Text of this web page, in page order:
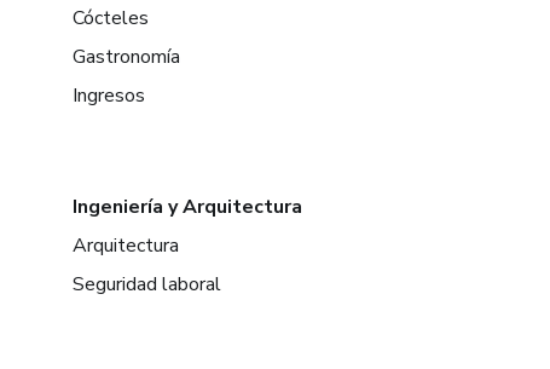
Cócteles
Gastronomía
Ingresos
Ingeniería y Arquitectura
Arquitectura
Seguridad laboral